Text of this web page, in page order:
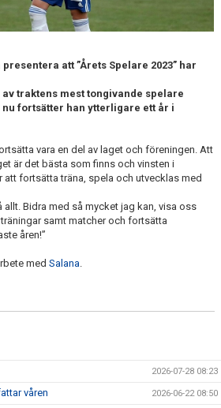
att ”Årets Spelare 2023” har
traktens mest tongivande spelare
fortsätter han ytterligare ett år i
vara en del av laget och föreningen. Att
är det bästa som finns och vinsten i
att fortsätta träna, spela och utvecklas med
Bidra med så mycket jag kan, visa oss
samt matcher och fortsätta
åren!”
med Salana.
2026-07-28 08:23
våren 2026-06-22 08:50